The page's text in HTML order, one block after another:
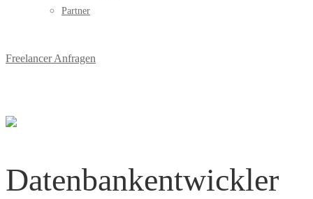
Partner
Freelancer Anfragen
Datenbankentwickler